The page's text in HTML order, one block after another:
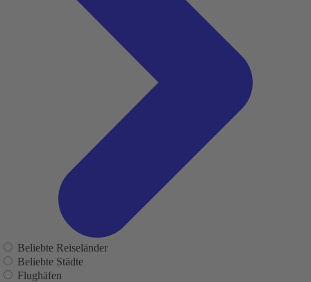
Beliebte Reiseländer
Beliebte Städte
Flughäfen